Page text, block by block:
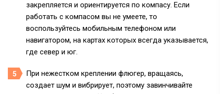
закрепляется и ориентируется по компасу. Если
работать с компасом вы не умеете, то
воспользуйтесь мобильным телефоном или
навигатором, на картах которых всегда указывается,
где север и юг.
При нежестком креплении флюгер, вращаясь,
создает шум и вибрирует, поэтому завинчивайте